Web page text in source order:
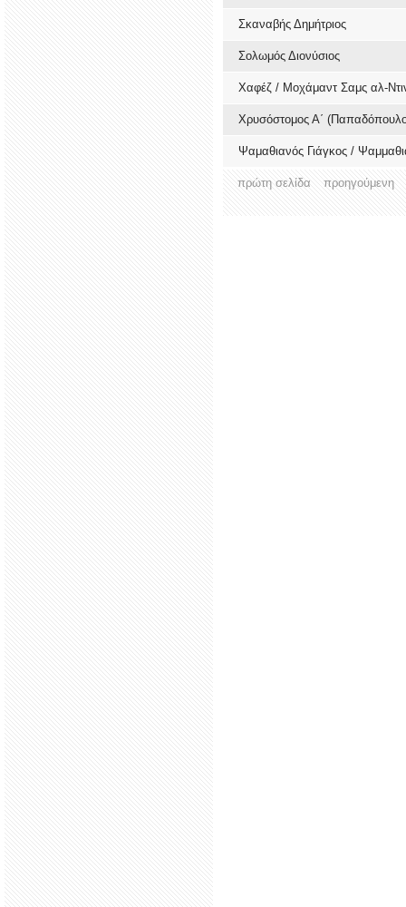
Σκαναβής Δημήτριος
Σολωμός Διονύσιος
Χαφέζ / Μοχάμαντ Σαμς αλ-
Χρυσόστομος Α΄
Ψαμαθιανός Γιάγκος /
πρώτη σελίδα προηγούμενη